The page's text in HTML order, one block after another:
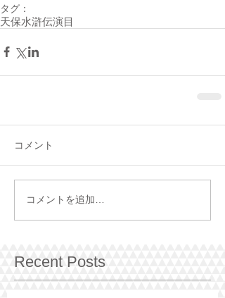
タグ：
天保水滸伝演目
コメント
コメントを追加…
Recent Posts